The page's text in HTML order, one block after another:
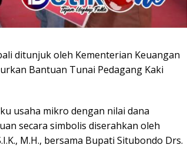
ditunjuk oleh Kementerian Keuangan
Bantuan Tunai Pedagang Kaki
usaha mikro dengan nilai dana
secara simbolis diserahkan oleh
M.H., bersama Bupati Situbondo Drs.